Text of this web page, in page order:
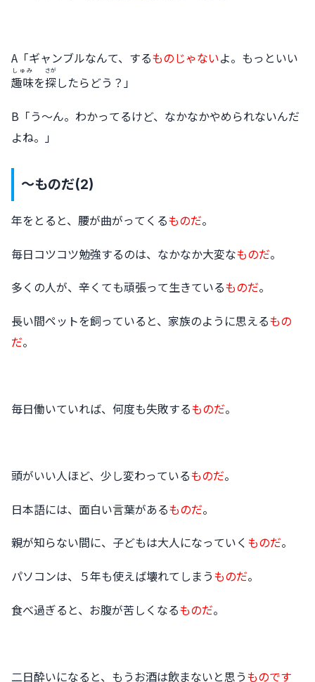
A「ギャンブルなんて、するものじゃないよ。もっといい
趣味
しゅみ
を探
さが
したらどう？」
B「う〜ん。わかってるけど、なかなかやめられないんだ
よね。」
〜ものだ(2)
年をとると、腰が曲がってくるものだ。
毎日コツコツ勉強するのは、なかなか大変なものだ。
多くの人が、辛くても頑張って生きているものだ。
長い間ペットを飼っていると、家族のように思えるもの
だ。
毎日働いていれば、何度も失敗するものだ。
頭がいい人ほど、少し変わっているものだ。
日本語には、面白い言葉があるものだ。
親が知らない間に、子どもは大人になっていく ものだ。
パソコンは、５年も使えば壊れてしまうものだ。
食べ過ぎると、お腹が苦しくなるものだ。
二日酔いになると、もうお酒は飲まないと思うものです